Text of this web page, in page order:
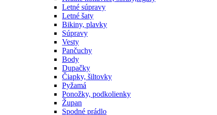
Letné súpravy
Letné šaty
Bikiny, plavky
Súpravy
Vesty
Pančuchy
Body
Dupačky
Čiapky, šiltovky
Pyžamá
Ponožky, podkolienky
Župan
Spodné prádlo